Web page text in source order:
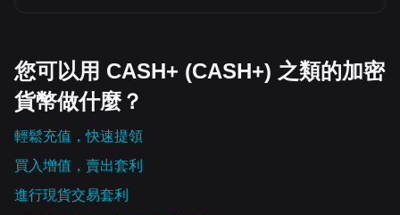
您可以用 CASH+ (CASH+) 之類的加密
貨幣做什麼？
輕鬆充值，快速提領
買入增值，賣出套利
進行現貨交易套利